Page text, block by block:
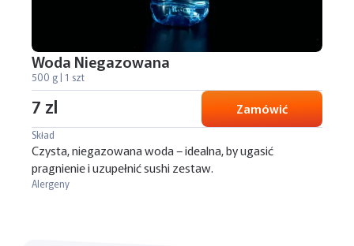
Woda Niegazowana
500 g | 1 szt
7 zl Zamówić
Skład
Czysta, niegazowana woda – idealna, by ugasić
pragnienie i uzupełnić sushi zestaw.
Alergeny